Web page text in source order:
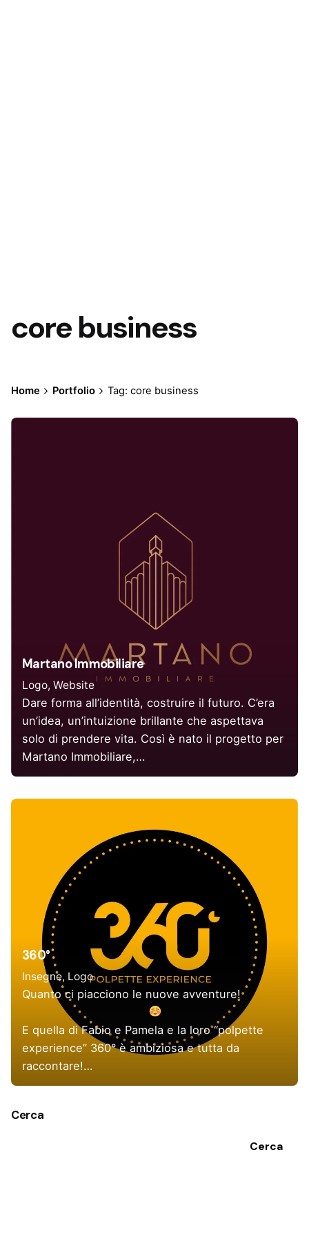
core business
Home Portfolio Tag: core business
Cerca
Cerca
Martano Immobiliare
Logo Website
Dare forma all’identità, costruire il futuro. C’era
un’idea, un’intuizione brillante che aspettava
solo di prendere vita. Così è nato il progetto per
Martano Immobiliare,…
360°
Insegne Logo
Quanto ci piacciono le nuove avventure!
E quella di Fabio e Pamela e la loro “polpette
experience” 360° è ambiziosa e tutta da
raccontare!…